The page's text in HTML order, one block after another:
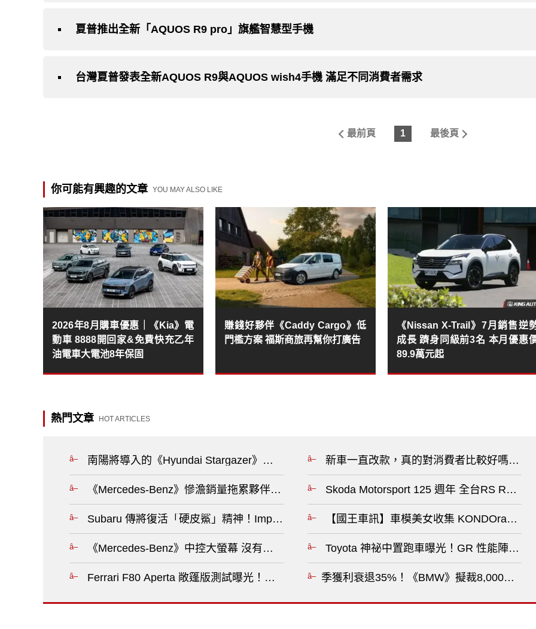
夏普推出全新「AQUOS R9 pro」旗艦智慧型手機
台灣夏普發表全新AQUOS R9與AQUOS wish4手機 滿足不同消費者需求
最前頁 1 最後頁
你可能有興趣的文章 YOU MAY ALSO LIKE
2026年8月購車優惠｜《Kia》電
動車 8888開回家&免費快充乙年
油電車大電池8年保固
賺錢好夥伴《Caddy Cargo》低
門檻方案 福斯商旅再幫你打廣告
《Nissan X-Trail》7月銷售逆
成長 躋身同級前3名 本月優惠
89.9萬元起
熱門文章 HOT ARTICLES
南陽將導入的《Hyundai Stargazer》在印尼降價 入手門檻約台幣43.2萬元?
《Mercedes-Benz》慘澹銷量拖累夥伴《北京汽車》預估上半年轉虧16.5億人民幣?
Subaru 傳將復活「硬皮鯊」精神！Impreza TX 有望成為全新手排性能掀背?
《Mercedes-Benz》中控大螢幕 沒有回頭路！哪怕美國曾召回逾14萬輛儀表黑畫面?
Ferrari F80 Aperta 敞篷版測試曝光！限量超跑預計比硬頂版更加稀有?
新車一直改款，真的對消費者比較好嗎？?
Skoda Motorsport 125 週年 全
【國王車訊】車模美女收集 KONDOracing
Toyota 神祕中置跑車曝光！GR 性能陣容再
季獲利衰退35%！《BMW》擬裁8,000人 重